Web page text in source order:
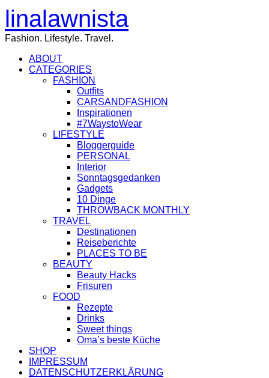
linalawnista
Fashion. Lifestyle. Travel.
ABOUT
CATEGORIES
FASHION
Outfits
CARSANDFASHION
Inspirationen
#7WaystoWear
LIFESTYLE
Bloggerguide
PERSONAL
Interior
Sonntagsgedanken
Gadgets
10 Dinge
THROWBACK MONTHLY
TRAVEL
Destinationen
Reiseberichte
PLACES TO BE
BEAUTY
Beauty Hacks
Frisuren
FOOD
Rezepte
Drinks
Sweet things
Oma’s beste Küche
SHOP
IMPRESSUM
DATENSCHUTZERKLÄRUNG